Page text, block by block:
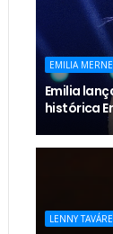
EMILIA
Emilia
histórica
LENNY